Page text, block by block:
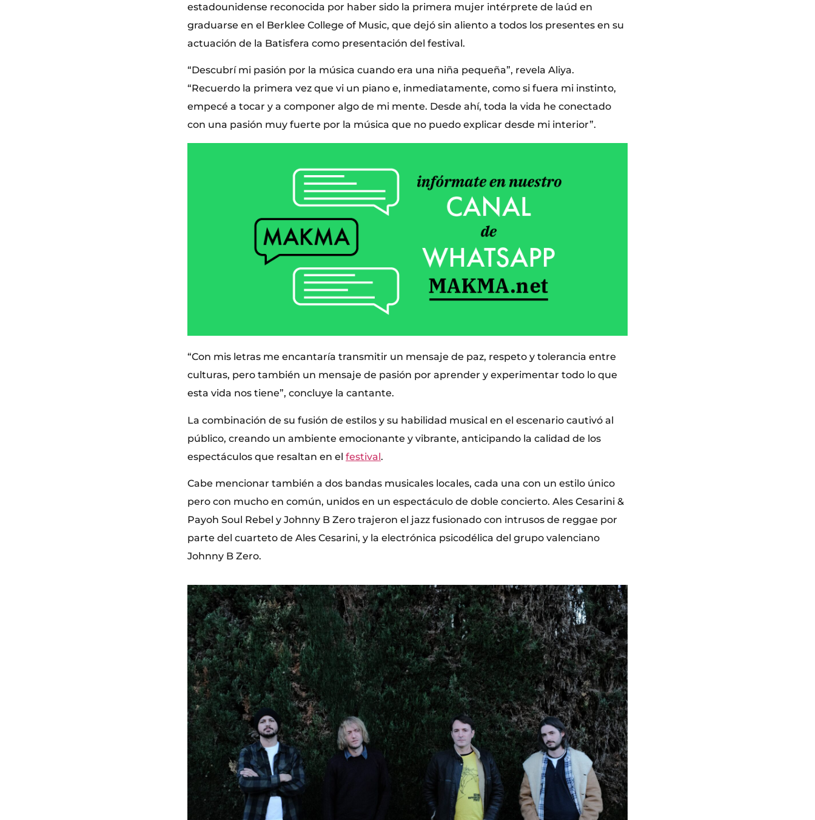
estadounidense reconocida por haber sido la primera mujer intérprete de laúd en
graduarse en el Berklee College of Music, que dejó sin aliento a todos los presentes en su
actuación de la Batisfera como presentación del festival.
“Descubrí mi pasión por la música cuando era una niña pequeña”, revela Aliya.
“Recuerdo la primera vez que vi un piano e, inmediatamente, como si fuera mi instinto,
empecé a tocar y a componer algo de mi mente. Desde ahí, toda la vida he conectado
con una pasión muy fuerte por la música que no puedo explicar desde mi interior”.
“Con mis letras me encantaría transmitir un mensaje de paz, respeto y tolerancia entre
culturas, pero también un mensaje de pasión por aprender y experimentar todo lo que
esta vida nos tiene”, concluye la cantante.
La combinación de su fusión de estilos y su habilidad musical en el escenario cautivó al
público, creando un ambiente emocionante y vibrante, anticipando la calidad de los
espectáculos que resaltan en el festival.
Cabe mencionar también a dos bandas musicales locales, cada una con un estilo único
pero con mucho en común, unidos en un espectáculo de doble concierto. Ales Cesarini &
Payoh Soul Rebel y Johnny B Zero trajeron el jazz fusionado con intrusos de reggae por
parte del cuarteto de Ales Cesarini, y la electrónica psicodélica del grupo valenciano
Johnny B Zero.